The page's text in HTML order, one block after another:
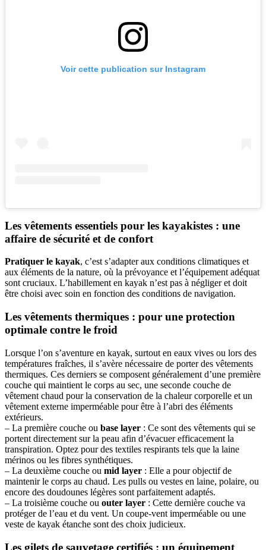
Voir cette publication sur Instagram
Les vêtements essentiels pour les kayakistes : une
affaire de sécurité et de confort
Pratiquer le kayak, c’est s’adapter aux conditions climatiques et
aux éléments de la nature, où la prévoyance et l’équipement adéquat
sont cruciaux. L’habillement en kayak n’est pas à négliger et doit
être choisi avec soin en fonction des conditions de navigation.
Les vêtements thermiques : pour une protection
optimale contre le froid
Lorsque l’on s’aventure en kayak, surtout en eaux vives ou lors des
températures fraîches, il s’avère nécessaire de porter des vêtements
thermiques. Ces derniers se composent généralement d’une première
couche qui maintient le corps au sec, une seconde couche de
vêtement chaud pour la conservation de la chaleur corporelle et un
vêtement externe imperméable pour être à l’abri des éléments
extérieurs.
– La première couche ou base layer : Ce sont des vêtements qui se
portent directement sur la peau afin d’évacuer efficacement la
transpiration. Optez pour des textiles respirants tels que la laine
mérinos ou les fibres synthétiques.
– La deuxième couche ou mid layer : Elle a pour objectif de
maintenir le corps au chaud. Les pulls ou vestes en laine, polaire, ou
encore des doudounes légères sont parfaitement adaptés.
– La troisième couche ou outer layer : Cette dernière couche va
protéger de l’eau et du vent. Un coupe-vent imperméable ou une
veste de kayak étanche sont des choix judicieux.
Les gilets de sauvetage certifiés : un équipement